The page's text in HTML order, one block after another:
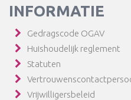
INFORMATIE
Gedragscode OGAV
Huishoudelijk reglement
Statuten
Vrijwilligersbeleid